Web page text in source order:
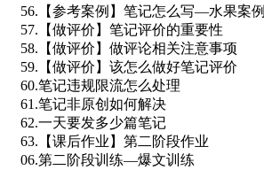
56.【参考案例】笔记怎么写—水果案例
57.【做评价】笔记评价的重要性
58.【做评价】做评论相关注意事项
59.【做评价】该怎么做好笔记评价
60.笔记违规限流怎么处理
61.笔记非原创如何解决
62.一天要发多少篇笔记
63.【课后作业】第二阶段作业
06.第二阶段训练—爆文训练